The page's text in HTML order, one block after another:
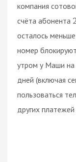
компания
счёта абонента
осталось меньше
номер
утром у Маши на
дней (включая
пользоваться
других